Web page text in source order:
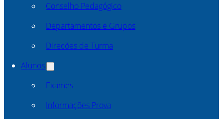
Conselho Pedagógico
Departamentos e Grupos
Direcões de Turma
Alunos
Exames
Informações Prova